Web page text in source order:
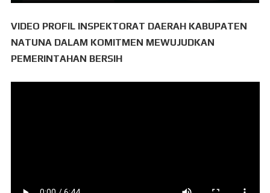
VIDEO PROFIL INSPEKTORAT DAERAH KABUPATEN
NATUNA DALAM KOMITMEN MEWUJUDKAN
PEMERINTAHAN BERSIH